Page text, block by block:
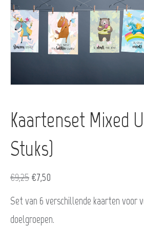
Kaartenset Mixed
Stuks)
€9,25 Oorspronkelijke
prijs
€7,50
Set van 6 verschillende kaarten voor
doelgroepen.